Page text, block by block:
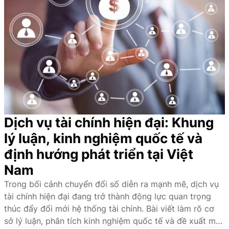
sách
Dịch vụ tài chính hiện đại: Khung
lý luận, kinh nghiệm quốc tế và
định hướng phát triển tại Việt
Nam
Trong bối cảnh chuyển đổi số diễn ra mạnh mẽ, dịch vụ
tài chính hiện đại đang trở thành động lực quan trọng
thúc đẩy đổi mới hệ thống tài chính. Bài viết làm rõ cơ
sở lý luận, phân tích kinh nghiệm quốc tế và đề xuất một